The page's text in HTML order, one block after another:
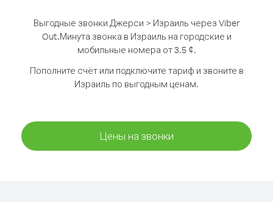
Выгодные звонки Джерси > Израиль через Viber
Out.Минута звонка в Израиль на городские и
мобильные номера от 3.5 ¢.
Пополните счёт или подключите тариф и звоните в
Израиль по выгодным ценам.
Цены на звонки